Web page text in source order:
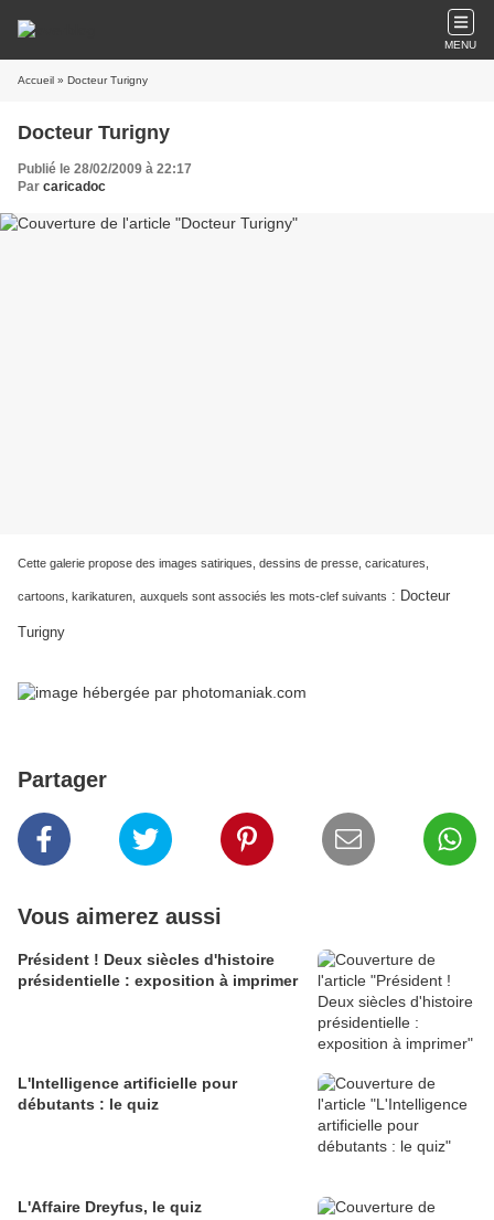
MENU
Accueil » Docteur Turigny
Docteur Turigny
Publié le 28/02/2009 à 22:17
Par caricadoc
Cette galerie propose des images satiriques, dessins de presse, caricatures,
cartoons, karikaturen, auxquels sont associés les mots-clef suivants : Docteur
Turigny
Partager
Vous aimerez aussi
Président ! Deux siècles d'histoire
présidentielle : exposition à imprimer
L'Intelligence artificielle pour
débutants : le quiz
L'Affaire Dreyfus, le quiz